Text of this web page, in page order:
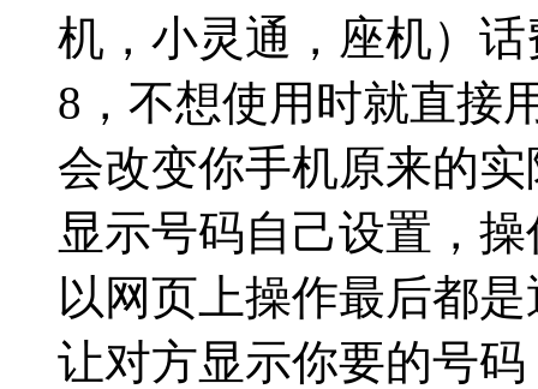
机，小灵通，座机）话
8，不想使用时就直接
会改变你手机原来的
显示号码自己设置，
以网页上操作最后都
让对方显示你要的号